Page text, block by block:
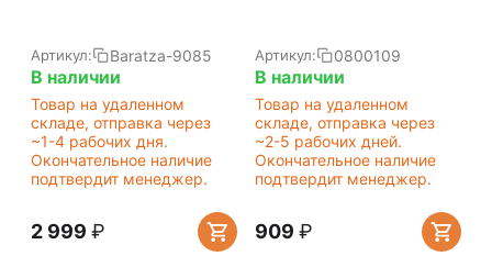
Артикул: Baratza-9085
В наличии
Товар на удаленном
складе, отправка через
~1-4 рабочих дня.
Окончательное наличие
подтвердит менеджер.
2 999 ₽
Артикул: 0800109
В наличии
Товар на удаленном
складе, отправка через
~2-5 рабочих дней.
Окончательное наличие
подтвердит менеджер.
‍909‍ ₽